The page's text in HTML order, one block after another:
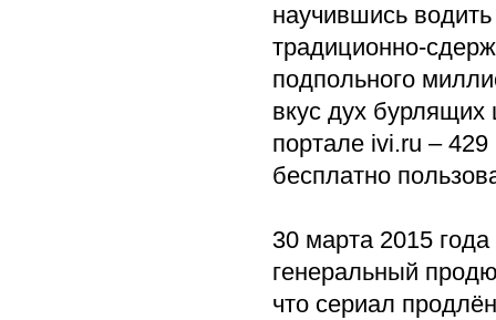
научившись
традиционно-
подпольного
вкус дух
портале ivi.ru –
бесплатно
30 марта 2015
генеральный
что сериал